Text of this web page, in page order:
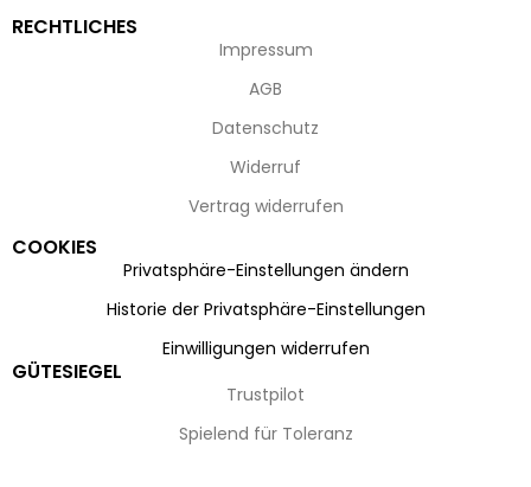
RECHTLICHES
Impressum
AGB
Datenschutz
Widerruf
Vertrag widerrufen
COOKIES
Privatsphäre-Einstellungen ändern
Historie der Privatsphäre-Einstellungen
Einwilligungen widerrufen
GÜTESIEGEL
Trustpilot
Spielend für Toleranz